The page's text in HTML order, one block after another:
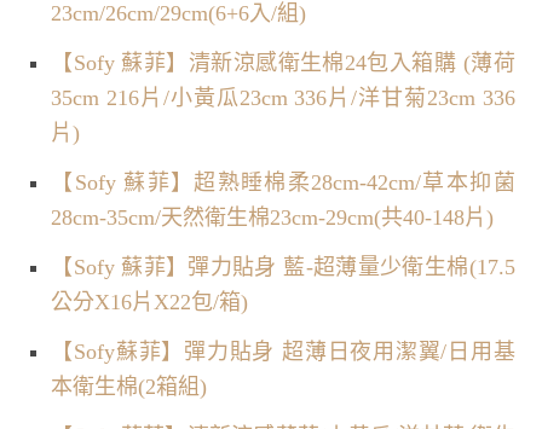
23cm/26cm/29cm(6+6入/組)
【Sofy 蘇菲】清新涼感衛生棉24包入箱購 (薄荷
35cm 216片/小黃瓜23cm 336片/洋甘菊23cm 336
片)
【Sofy 蘇菲】超熟睡棉柔28cm-42cm/草本抑菌
28cm-35cm/天然衛生棉23cm-29cm(共40-148片)
【Sofy 蘇菲】彈力貼身 藍-超薄量少衛生棉(17.5
公分X16片X22包/箱)
【Sofy蘇菲】彈力貼身 超薄日夜用潔翼/日用基
本衛生棉(2箱組)